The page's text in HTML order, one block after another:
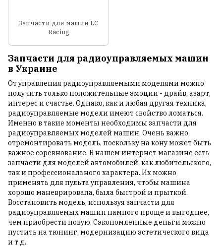
Запчасти для радиоуправляемых машин
в Украине
От управления радиоуправляемыми моделями можно
получить только положительные эмоции - драйв, азарт,
интерес и счастье. Однако, как и любая другая техника,
радиоуправляемые модели имеют свойство ломаться.
Именно в такие моменты необходимы запчасти для
радиоуправляемых моделей машин. Очень важно
отремонтировать модель, поскольку на кону может быть
важное соревнование. В нашем интернет магазине есть
запчасти для моделей автомобилей, как любительского,
так и профессионального характера. Их можно
применять для пульта управления, чтобы машина
хорошо маневрировала, была быстрой и прыткой.
Восстановить модель, используя запчасти для
радиоуправляемых машин намного проще и выгоднее,
чем приобрести новую. Сэкономленные деньги можно
пустить на тюнинг, модернизацию эстетического вида
и т.д.
Запчасти для машин LC
Racing